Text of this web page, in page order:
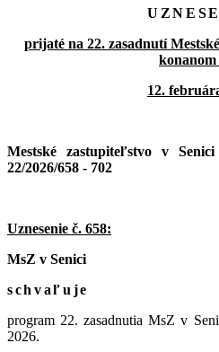
prijaté na 22. zasadnutí
konanom
12.
Mestské zastupiteľstvo v
22/2026/658 - 702
Uznesenie č. 658:
MsZ v Senici
schvaľuje
program 22. zasadnutia MsZ v
2026.